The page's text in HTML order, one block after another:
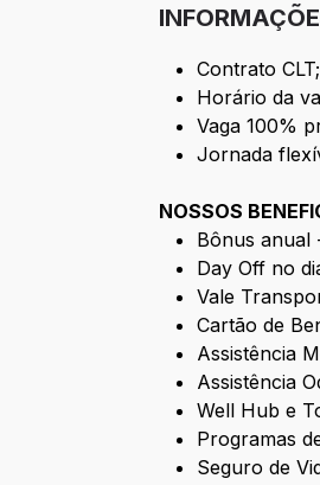
Contrato CLT;
Horário da
Vaga 100%
Jornada
NOSSOS
Bônus anual
Day Off no
Vale
Cartão de
Assistência
Assistência
Well Hub e
Programas
Seguro de